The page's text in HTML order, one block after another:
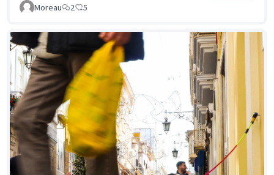
Moreau
2 5